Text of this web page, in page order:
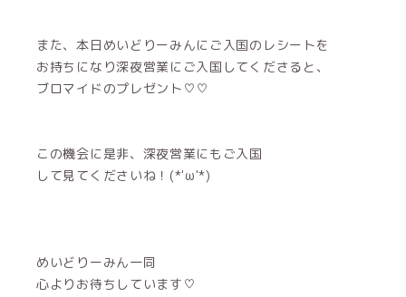
また、本日めいどりーみんにご入国のレシートを
お持ちになり深夜営業にご入国してくださると、
ブロマイドのプレゼント♡♡
この機会に是非、深夜営業にもご入国
して見てくださいね！(*'ω'*)
めいどりーみん一同
心よりお待ちしています♡